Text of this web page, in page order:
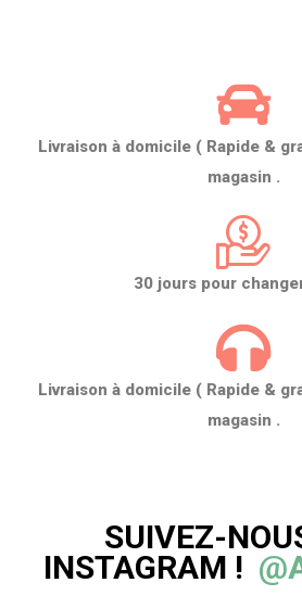
Livraison à domicile ( Rapide &
magasin .
30 jours pour
Livraison à domicile ( Rapide &
magasin .
SUIVEZ-
INSTAGRAM !